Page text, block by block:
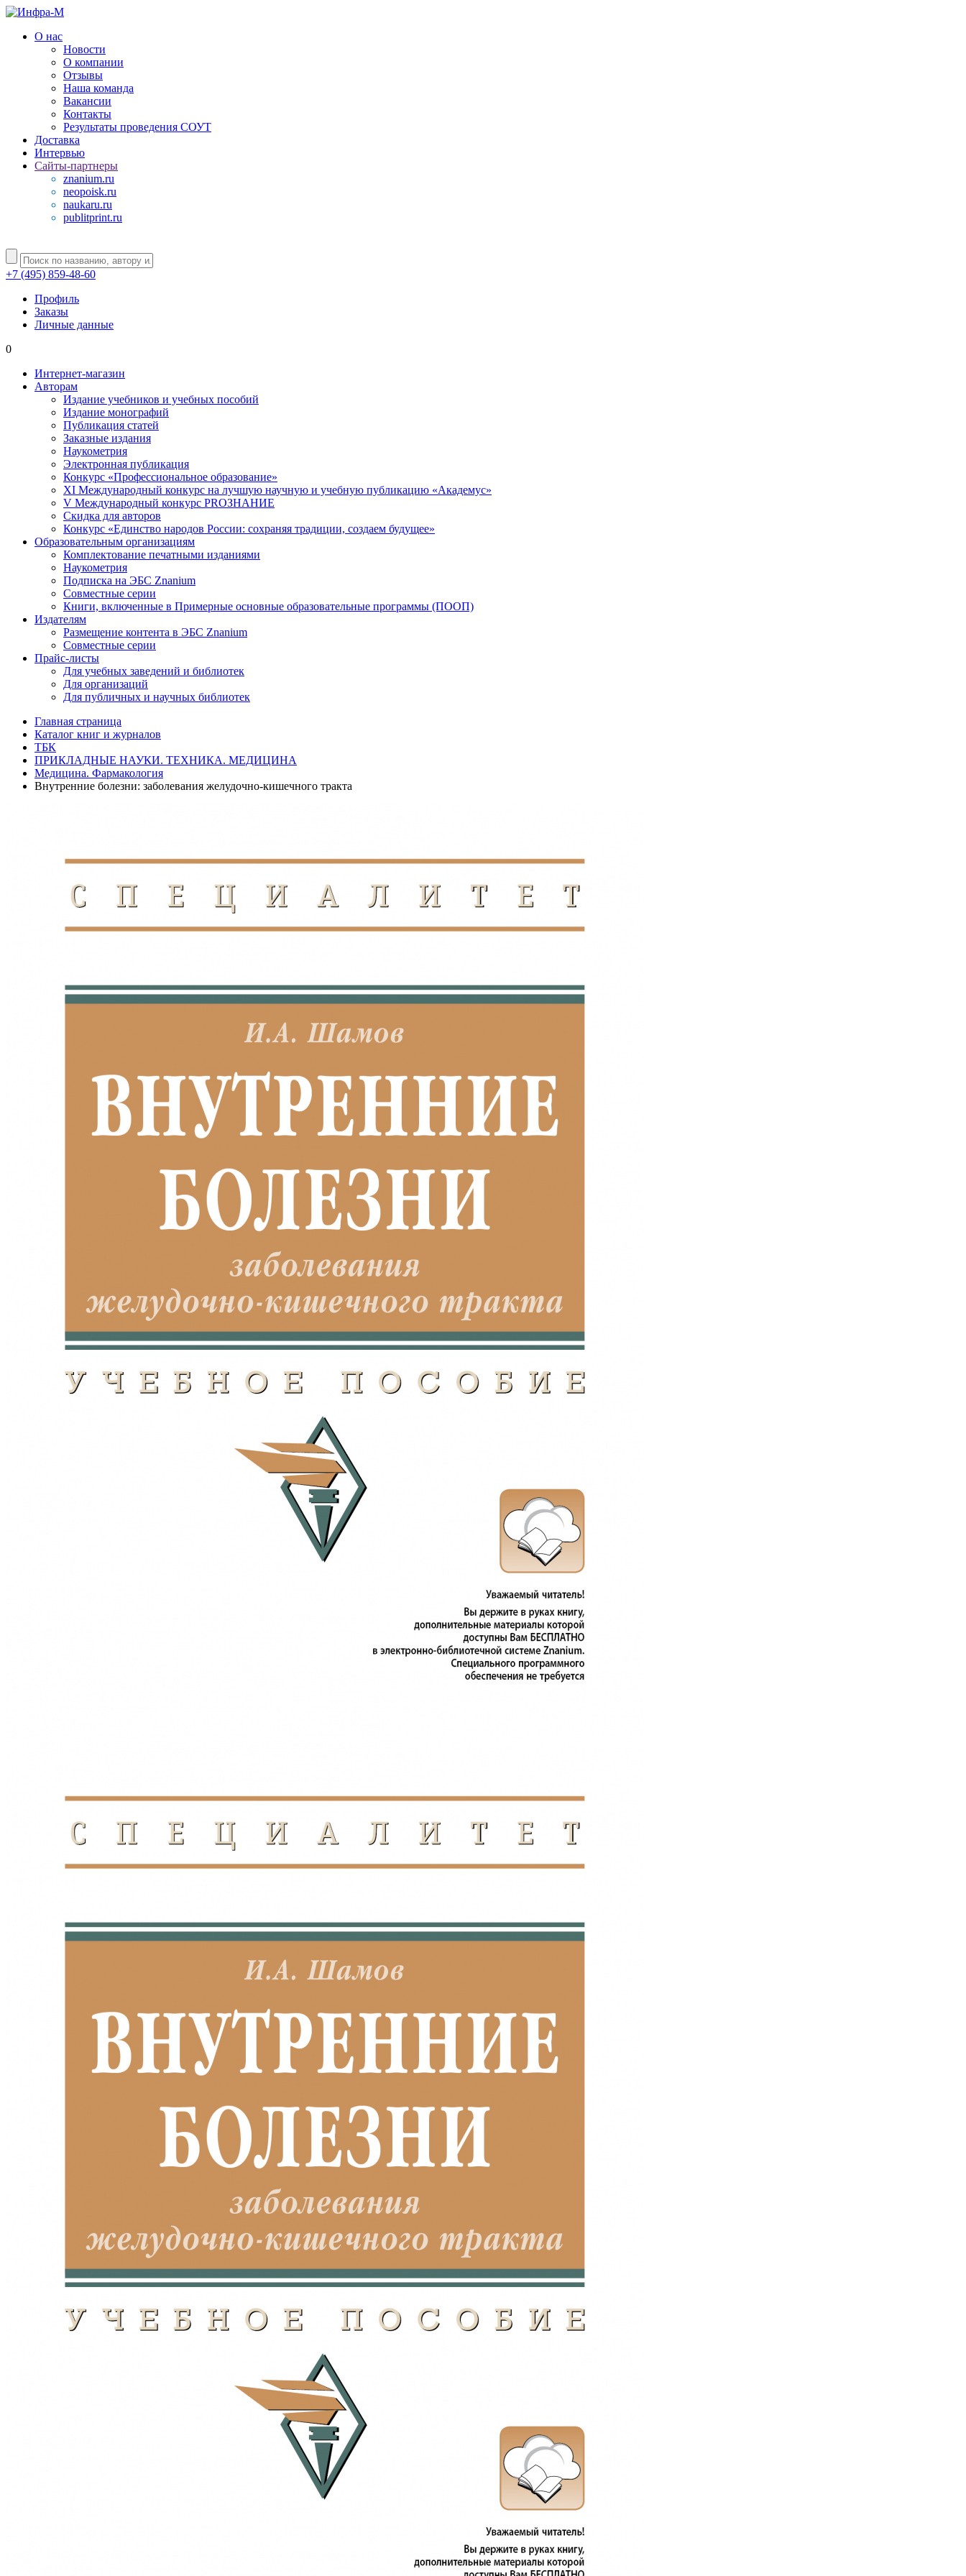
О нас
Новости
О компании
Отзывы
Наша команда
Вакансии
Контакты
Результаты проведения СОУТ
Доставка
Интервью
Сайты-партнеры
znanium.ru
neopoisk.ru
naukaru.ru
publitprint.ru
+7 (495) 859-48-60
Профиль
Заказы
Личные данные
0
Интернет-магазин
Авторам
Издание учебников и учебных пособий
Издание монографий
Публикация статей
Заказные издания
Наукометрия
Электронная публикация
Конкурс «Профессиональное образование»
XI Международный конкурс на лучшую научную и учебную публикацию «Академус»
V Международный конкурс PROЗНАНИЕ
Скидка для авторов
Конкурс «Единство народов России: сохраняя традиции, создаем будущее»
Образовательным организациям
Комплектование печатными изданиями
Наукометрия
Подписка на ЭБС Znanium
Совместные серии
Книги, включенные в Примерные основные образовательные программы (ПООП)
Издателям
Размещение контента в ЭБС Znanium
Совместные серии
Прайс-листы
Для учебных заведений и библиотек
Для организаций
Для публичных и научных библиотек
Главная страница
Каталог книг и журналов
ТБК
ПРИКЛАДНЫЕ НАУКИ. ТЕХНИКА. МЕДИЦИНА
Медицина. Фармакология
Внутренние болезни: заболевания желудочно-кишечного тракта